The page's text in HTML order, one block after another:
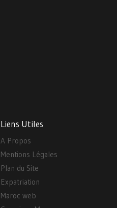
Liens Utiles
A Propos
Mentions Légales
Plan du Site
Expatriation
Maroc web